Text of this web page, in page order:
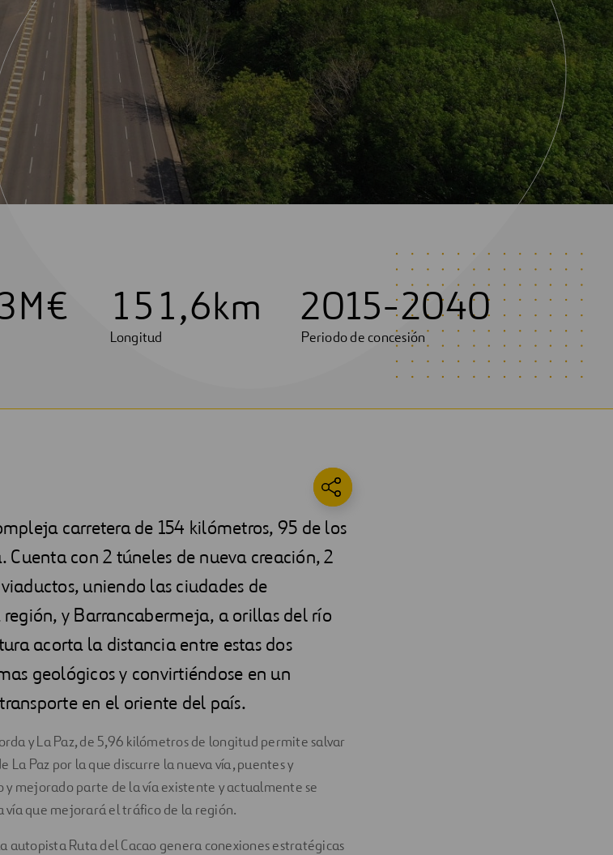
3M€ 15 1,6km
Longitud
2015-2040
Periodo de concesión
carretera de 154 kilómetros, 95 de los
Cuenta con 2 túneles de nueva creación, 2
uniendo las ciudades de
y Barrancabermeja, a orillas del río
acorta la distancia entre estas dos
geológicos y convirtiéndose en un
en el oriente del país.
y La Paz, de 5,96 kilómetros de longitud permite salvar
La Paz por la que discurre la nueva vía, puentes y
mejorado parte de la vía existente y actualmente se
vía que mejorará el tráfico de la región.
autopista Ruta del Cacao genera conexiones estratégicas